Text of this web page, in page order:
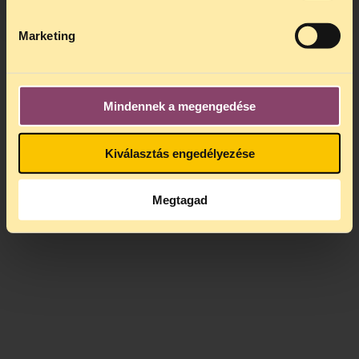
Marketing
Mindennek a megengedése
Kiválasztás engedélyezése
Megtagad
Két kapcsolódó cikk az Oltalomkeresők c.
A Menedék Egyesület honlapja